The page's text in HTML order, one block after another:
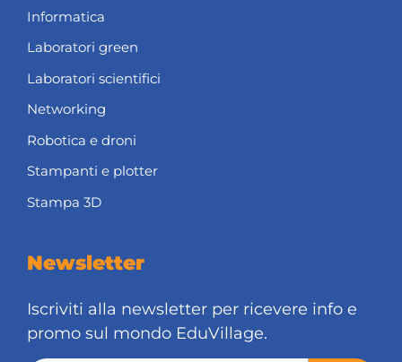
Informatica
Laboratori green
Laboratori scientifici
Networking
Robotica e droni
Stampanti e plotter
Stampa 3D
Newsletter
Iscriviti alla newsletter per ricevere info e
promo sul mondo EduVillage.